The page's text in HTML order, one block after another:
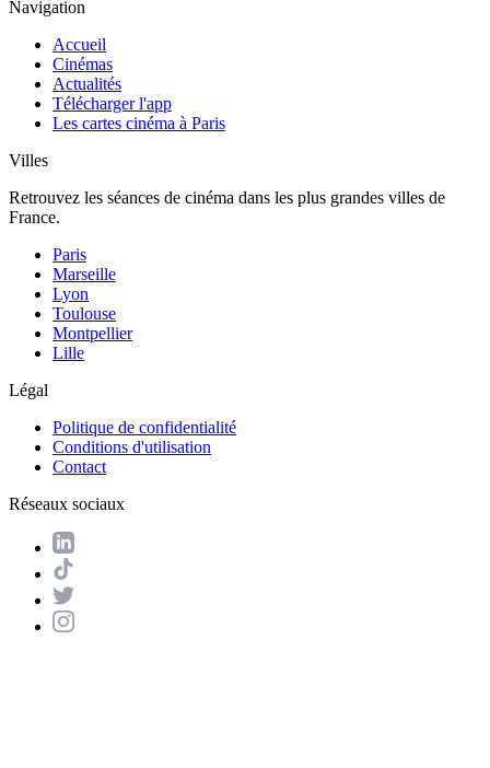
Navigation
Accueil
Cinémas
Actualités
Télécharger l'app
Les cartes cinéma à Paris
Villes
Retrouvez les séances de cinéma dans les plus grandes villes de
France.
Paris
Marseille
Lyon
Toulouse
Montpellier
Lille
Légal
Politique de confidentialité
Conditions d'utilisation
Contact
Réseaux sociaux